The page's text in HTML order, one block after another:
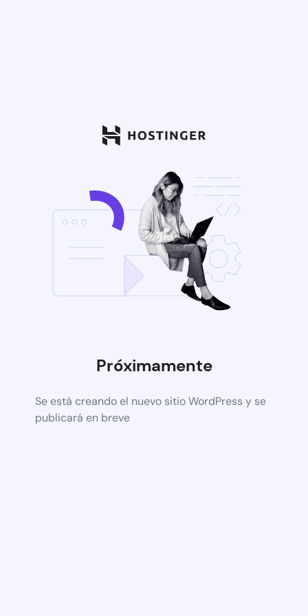
Próximamente
Se está creando el nuevo sitio WordPress y se
publicará en breve